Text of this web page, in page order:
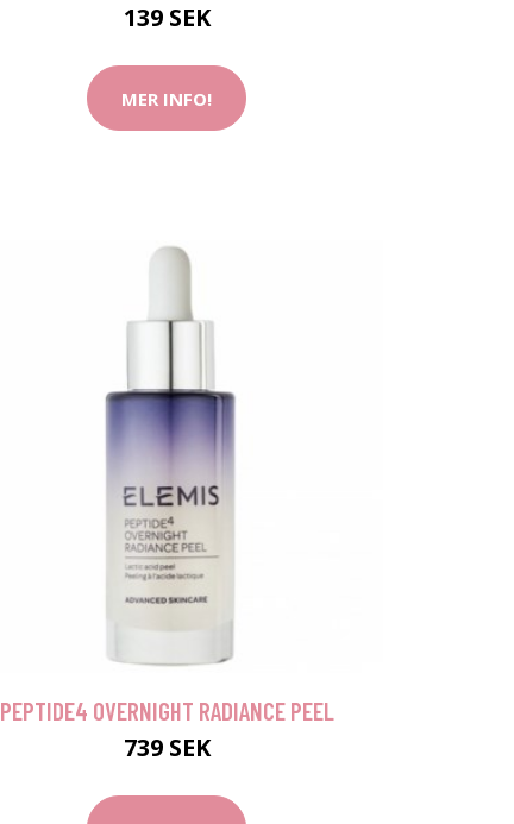
139 SEK
MER INFO!
PEPTIDE4 OVERNIGHT RADIANCE PEEL
739 SEK